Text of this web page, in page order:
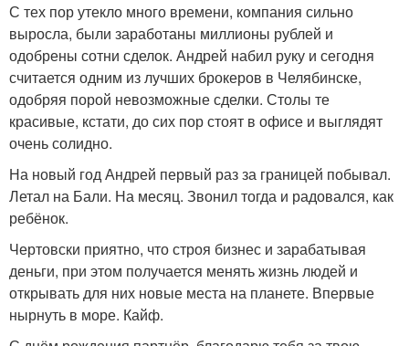
С тех пор утекло много времени, компания сильно
выросла, были заработаны миллионы рублей и
одобрены сотни сделок. Андрей набил руку и сегодня
считается одним из лучших брокеров в Челябинске,
одобряя порой невозможные сделки. Столы те
красивые, кстати, до сих пор стоят в офисе и выглядят
очень солидно.
На новый год Андрей первый раз за границей побывал.
Летал на Бали. На месяц. Звонил тогда и радовался, как
ребёнок.
Чертовски приятно, что строя бизнес и зарабатывая
деньги, при этом получается менять жизнь людей и
открывать для них новые места на планете. Впервые
нырнуть в море. Кайф.